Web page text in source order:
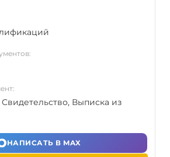
Выписка из
НАПИСАТЬ В MAX